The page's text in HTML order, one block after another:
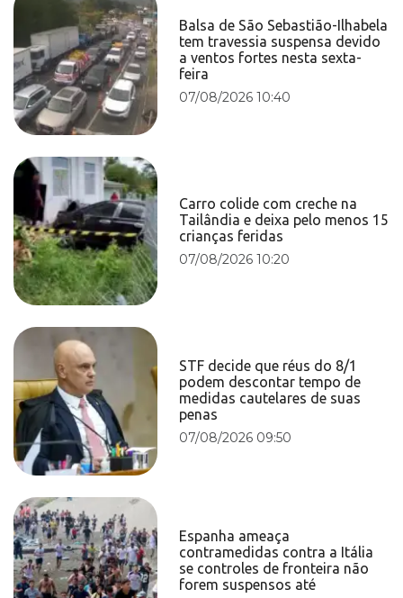
Balsa de São Sebastião-Ilhabela
tem travessia suspensa devido
a ventos fortes nesta sexta-
feira
07/08/2026 10:40
Carro colide com creche na
Tailândia e deixa pelo menos 15
crianças feridas
07/08/2026 10:20
STF decide que réus do 8/1
podem descontar tempo de
medidas cautelares de suas
penas
07/08/2026 09:50
Espanha ameaça
contramedidas contra a Itália
se controles de fronteira não
forem suspensos até